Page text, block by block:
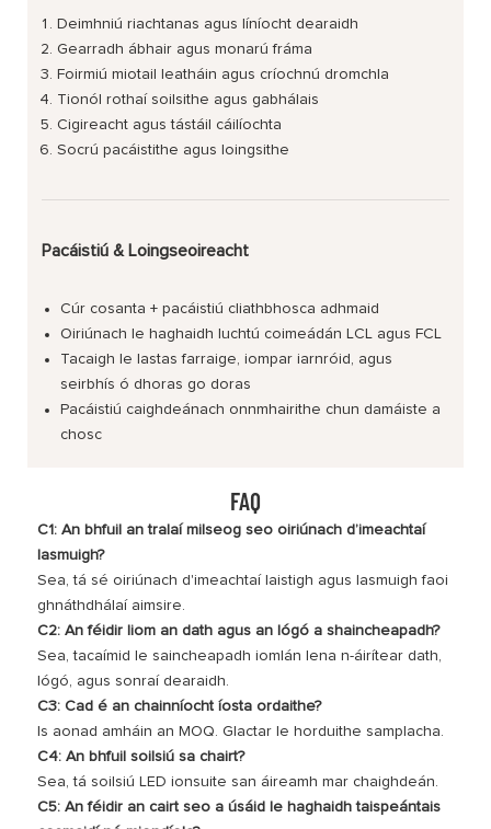
Deimhniú riachtanas agus líníocht dearaidh
Gearradh ábhair agus monarú fráma
Foirmiú miotail leatháin agus críochnú dromchla
Tionól rothaí soilsithe agus gabhálais
Cigireacht agus tástáil cáilíochta
Socrú pacáistithe agus loingsithe
Pacáistiú & Loingseoireacht
Cúr cosanta + pacáistiú cliathbhosca adhmaid
Oiriúnach le haghaidh luchtú coimeádán LCL agus FCL
Tacaigh le lastas farraige, iompar iarnróid, agus
seirbhís ó dhoras go doras
Pacáistiú caighdeánach onnmhairithe chun damáiste a
chosc
FAQ
C1: An bhfuil an tralaí milseog seo oiriúnach d’imeachtaí
lasmuigh?
Sea, tá sé oiriúnach d'imeachtaí laistigh agus lasmuigh faoi
ghnáthdhálaí aimsire.
C2: An féidir liom an dath agus an lógó a shaincheapadh?
Sea, tacaímid le saincheapadh iomlán lena n-áirítear dath,
lógó, agus sonraí dearaidh.
C3: Cad é an chainníocht íosta ordaithe?
Is aonad amháin an MOQ. Glactar le horduithe samplacha.
C4: An bhfuil soilsiú sa chairt?
Sea, tá soilsiú LED ionsuite san áireamh mar chaighdeán.
C5: An féidir an cairt seo a úsáid le haghaidh taispeántais